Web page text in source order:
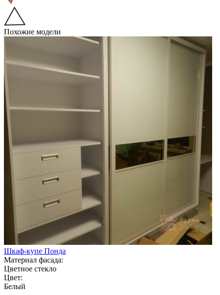
Похожие модели
Шкаф-купе Понда
Материал фасада:
Цветное стекло
Цвет:
Белый